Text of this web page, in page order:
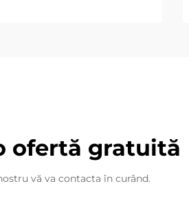
ofertă gratuită
vă va contacta în curând.